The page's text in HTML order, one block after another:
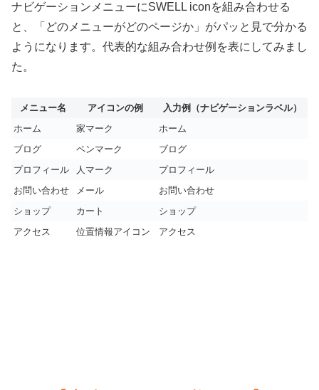
ナビゲーションメニューにSWELL iconを組み合わせる
と、「どのメニューがどのページか」がパッと見で分かる
ようになります。代表的な組み合わせ例を表にしてみまし
た。
メニュー名 アイコンの例
入力例（ナビゲーションラベル）
ホーム
家マーク
ホーム
ブログ
ペンマーク
ブログ
プロフィール
人マーク
プロフィール
お問い合わせ
メール
お問い合わせ
ショップ
カート
ショップ
アクセス
位置情報アイコン アクセス